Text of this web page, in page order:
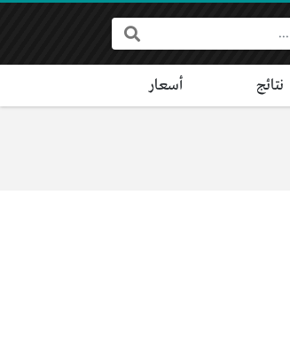
نتائج أسعار